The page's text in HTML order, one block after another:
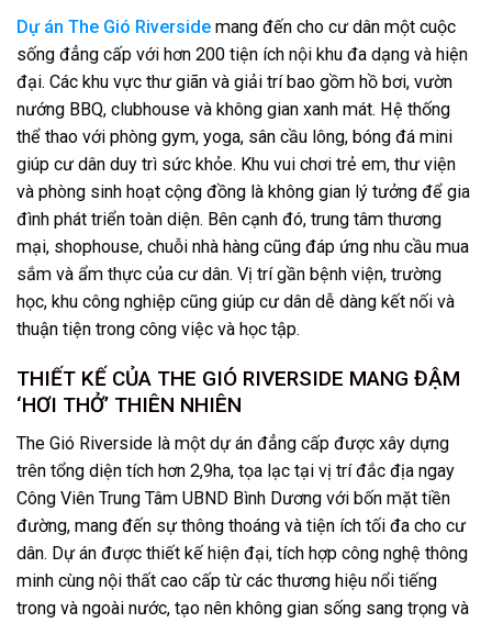
Dự án The Gió Riverside mang đến cho cư dân một cuộc
sống đẳng cấp với hơn 200 tiện ích nội khu đa dạng và hiện
đại. Các khu vực thư giãn và giải trí bao gồm hồ bơi, vườn
nướng BBQ, clubhouse và không gian xanh mát. Hệ thống
thể thao với phòng gym, yoga, sân cầu lông, bóng đá mini
giúp cư dân duy trì sức khỏe. Khu vui chơi trẻ em, thư viện
và phòng sinh hoạt cộng đồng là không gian lý tưởng để gia
đình phát triển toàn diện. Bên cạnh đó, trung tâm thương
mại, shophouse, chuỗi nhà hàng cũng đáp ứng nhu cầu mua
sắm và ẩm thực của cư dân. Vị trí gần bệnh viện, trường
học, khu công nghiệp cũng giúp cư dân dễ dàng kết nối và
thuận tiện trong công việc và học tập.
THIẾT KẾ CỦA THE GIÓ RIVERSIDE MANG ĐẬM
‘HƠI THỞ’ THIÊN NHIÊN
The Gió Riverside là một dự án đẳng cấp được xây dựng
trên tổng diện tích hơn 2,9ha, tọa lạc tại vị trí đắc địa ngay
Công Viên Trung Tâm UBND Bình Dương với bốn mặt tiền
đường, mang đến sự thông thoáng và tiện ích tối đa cho cư
dân. Dự án được thiết kế hiện đại, tích hợp công nghệ thông
minh cùng nội thất cao cấp từ các thương hiệu nổi tiếng
trong và ngoài nước, tạo nên không gian sống sang trọng và